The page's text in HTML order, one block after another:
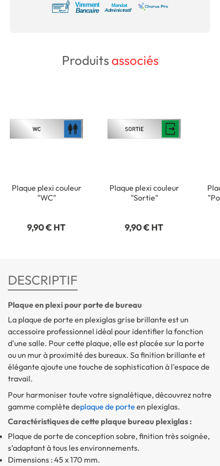
Produitsassociés
Plaque plexi couleur
"WC"
9,90 € HT
Plaque plexi couleur
"Sortie"
9,90 € HT
DESCRIPTIF
Plaque en plexi pour porte de bureau
La plaque de porte en plexiglas grise brillante est un
accessoire professionnel idéal pour identifier la fonction
d'une salle. Pour cette plaque, elle est placée sur la porte
ou un mur à proximité des bureaux. Sa finition brillante et
élégante ajoute une touche de sophistication à l'espace de
travail.
Pour harmoniser toute votre signalétique, découvrez notre
gamme complète deplaque de porte en plexiglas.
Caractéristiques de cette plaque bureau plexiglas :
Plaque de porte de conception sobre, finition très soignée,
s’adaptant à tous les environnements.
Dimensions : 45 x 170 mm.